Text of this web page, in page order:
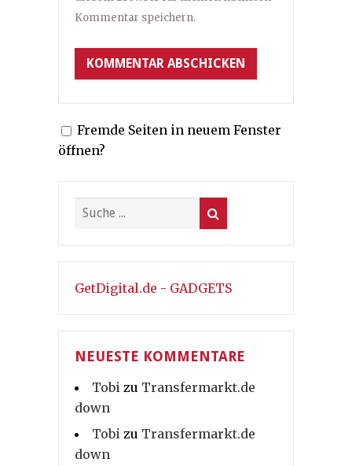
Kommentar speichern.
Fremde Seiten in neuem Fenster
öffnen?
GetDigital.de - GADGETS
NEUESTE KOMMENTARE
Tobi zu Transfermarkt.de
down
Tobi zu Transfermarkt.de
down